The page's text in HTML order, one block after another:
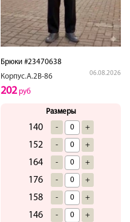
Брюки #23470638
Корпус.А.2В-86
06.08.2026
202руб
Размеры
140 - +
152 - +
164 - +
176 - +
158 - +
146 - +